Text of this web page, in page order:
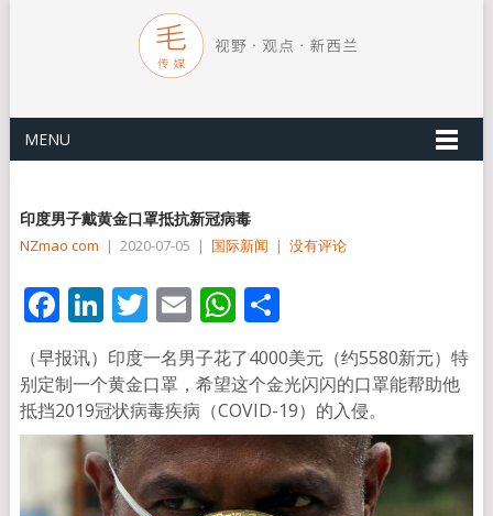
MENU
印度男子戴黄金口罩抵抗新冠病毒
NZmao com | 2020-07-05 | 国际新闻 | 没有评论
Facebook
LinkedIn
Twitter
EmailWhatsApp
分
享
（早报讯）印度一名男子花了4000美元（约5580新元）特
别定制一个黄金口罩，希望这个金光闪闪的口罩能帮助他
抵挡2019冠状病毒疾病（COVID-19）的入侵。